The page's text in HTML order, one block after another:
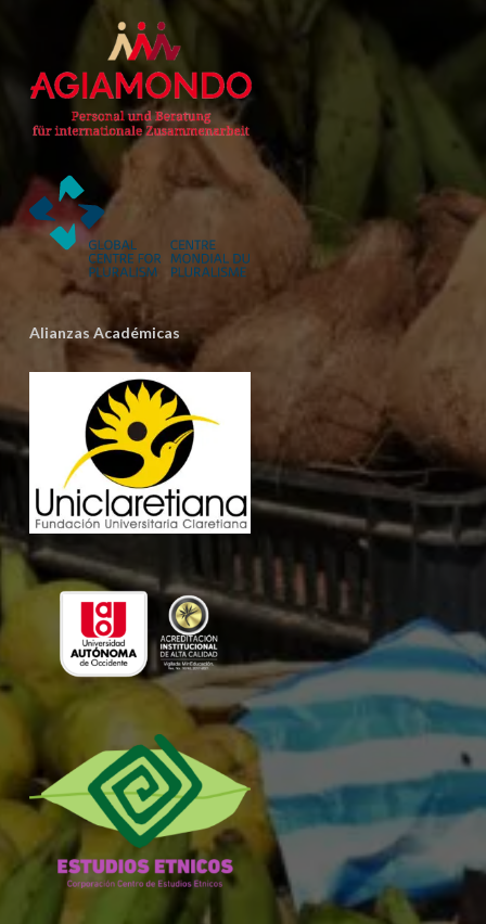
Alianzas Académicas